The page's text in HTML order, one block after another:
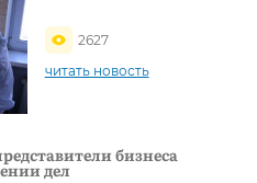
2627
читать новость
бизнеса
дел